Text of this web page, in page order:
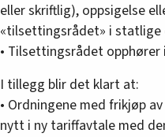
eller skriftlig), oppsigelse
«tilsettingsrådet» i statlige
• Tilsettingsrådet opphører
I tillegg blir det klart at:
• Ordningene med frikjøp
nytt i ny tariffavtale med